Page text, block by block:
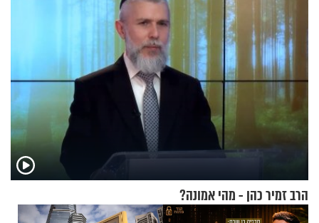
הרב זמיר כהן - מהי אמונה?